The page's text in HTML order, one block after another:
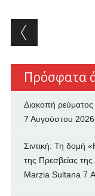
Post
Πρόσφατα
Διακοπή ρεύματος
7 Αυγούστου 2026
Σιντική: Τη δομή
της Πρεσβείας
Marzia Sultana 7